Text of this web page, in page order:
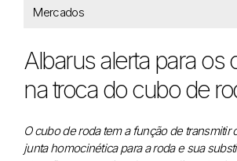
Mercados
Albarus alerta para os
na troca do cubo de
O cubo de roda tem a função de transmitir
junta homocinética para a roda e sua